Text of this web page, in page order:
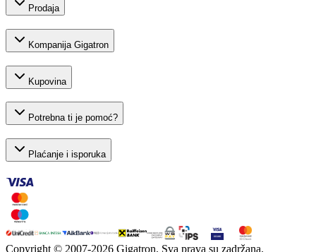
Prodaja
Kompanija Gigatron
Kupovina
Potrebna ti je pomoć?
Plaćanje i isporuka
Copyright © 2007-2026 Gigatron. Sva prava su zadržana.